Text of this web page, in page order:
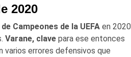
2020
Campeones de la UEFAen 2020
Varane, clavepara ese entonces
varios errores defensivos que